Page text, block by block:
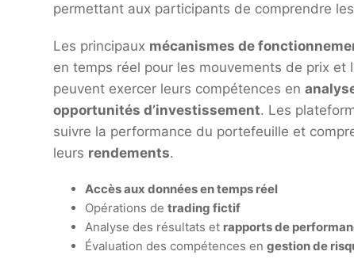
permettant aux participants de comprendre
Les principaux mécanismes de
en temps réel pour les mouvements de prix
peuvent exercer leurs compétences en
opportunités d’investissement. Les
suivre la performance du portefeuille et
leurs rendements.
Accès aux données en temps réel
Opérations de trading fictif
Analyse des résultats et rapports de
Évaluation des compétences en gestion de